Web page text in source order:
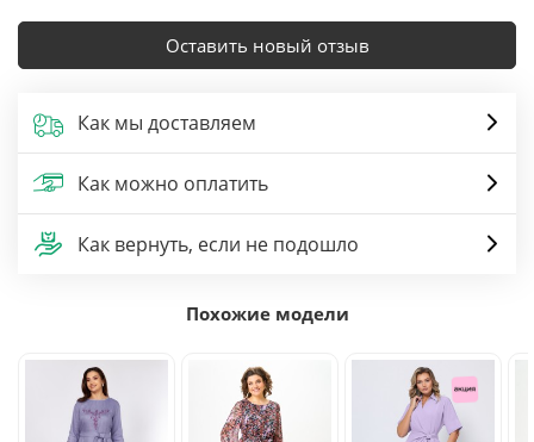
Оставить новый отзыв
Как мы доставляем
Как можно оплатить
Как вернуть, если не подошло
Похожие модели